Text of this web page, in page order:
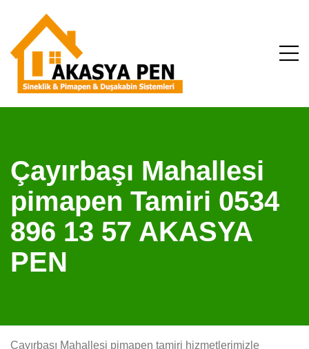
Çayırbaşı Mahallesi
pimapen Tamiri 0534
896 13 57 AKASYA
PEN
Çayırbaşı Mahallesi pimapen tamiri hizmetlerimizle